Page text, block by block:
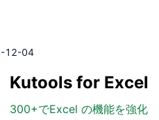
12-04
Kutools for Excel
300+でExcel の機能を強化